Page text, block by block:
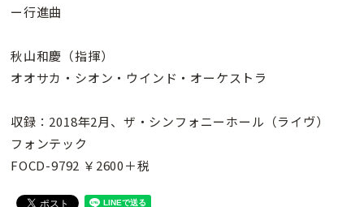
ー行進曲
秋山和慶（指揮）
オオサカ・シオン・ウインド・オーケストラ
収録：2018年2月、ザ・シンフォニーホール（ライヴ）
フォンテック
FOCD-9792 ￥2600＋税